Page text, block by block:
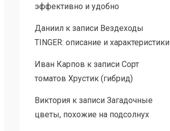
эффективно и удобно
Даниилк записи Вездеходы
TINGER: описание и характеристики
Иван Карпов к записи Сорт
томатов Хрустик (гибрид)
Викторияк записи Загадочные
цветы, похожие на подсолнух